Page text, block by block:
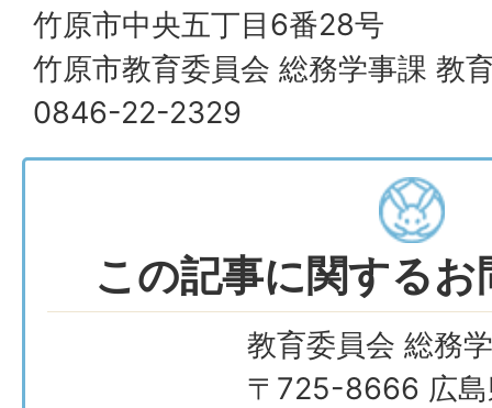
竹原市中央五丁目6番28号
竹原市教育委員会 総務学事課 教
0846-22-2329
この記事に関する
教育委員会 総務
〒725-8666 広島